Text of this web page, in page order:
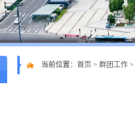
当前位置： 首页 > 群团工作 >